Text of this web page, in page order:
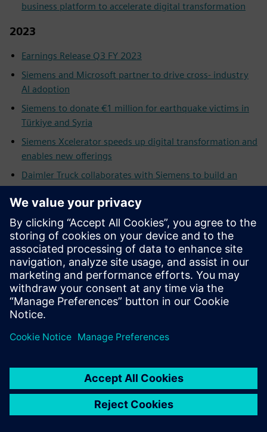
business platform to accelerate digital transformation
2023
Earnings Release Q3 FY 2023
Siemens and Microsoft partner to drive cross- industry
AI adoption
Siemens to donate €1 million for earthquake victims in
Türkiye and Syria
Siemens Xcelerator speeds up digital transformation and
enables new offerings
Daimler Truck collaborates with Siemens to build an
integrated digital engineering platform
New Siemens EcoTech label creates industry-leading
sustainability transparency
Siemens achieves strong progress on sustainability
targets
Siemens and Microsoft scale industrial AI
AI for immersive real-time visualization
the Siemens Xcelerator Marketplace
Siemens ranked as a leader in IoT digital platforms for
building operations